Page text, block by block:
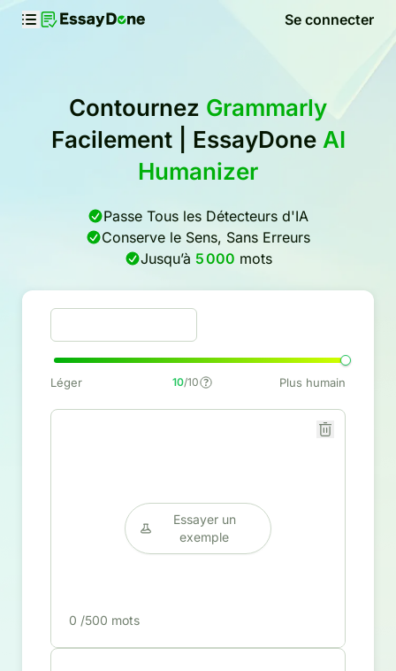
Se connecter
Contournez Grammarly
Facilement | EssayDone AI
Humanizer
Passe Tous les Détecteurs d'IA
Conserve le Sens, Sans Erreurs
Jusqu’à 5 000 mots
Léger 10/10 Plus humain
Essayer un
exemple
0 /500 mots